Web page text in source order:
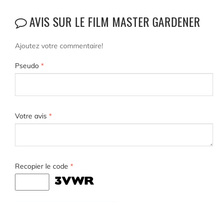
AVIS SUR LE FILM MASTER GARDENER
Ajoutez votre commentaire!
Pseudo *
Votre avis *
Recopier le code *